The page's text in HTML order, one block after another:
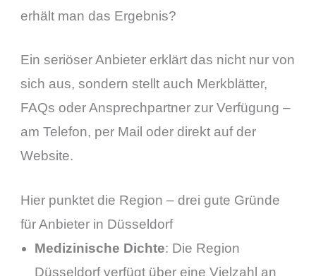
erhält man das Ergebnis?
Ein seriöser Anbieter erklärt das nicht nur von
sich aus, sondern stellt auch Merkblätter,
FAQs oder Ansprechpartner zur Verfügung –
am Telefon, per Mail oder direkt auf der
Website.
Hier punktet die Region – drei gute Gründe
für Anbieter in Düsseldorf
Medizinische Dichte: Die Region
Düsseldorf verfügt über eine Vielzahl an